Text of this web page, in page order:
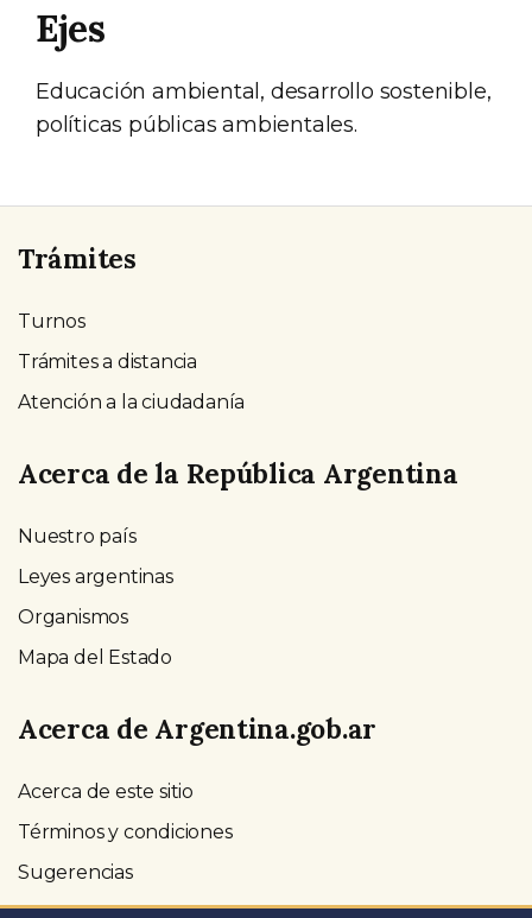
Ejes
Educación ambiental, desarrollo sostenible,
políticas públicas ambientales.
Trámites
Turnos
Trámites a distancia
Atención a la ciudadanía
Acerca de la República Argentina
Nuestro país
Leyes argentinas
Organismos
Mapa del Estado
Acerca de Argentina.gob.ar
Acerca de este sitio
Términos y condiciones
Sugerencias